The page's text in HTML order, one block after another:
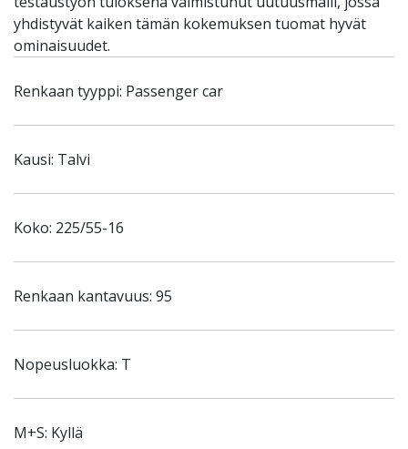
yhdistyvät kaiken tämän kokemuksen tuomat hyvät
ominaisuudet.
Renkaan tyyppi: Passenger car
Kausi: Talvi
Koko: 225/55-16
Renkaan kantavuus: 95
Nopeusluokka: T
M+S: Kyllä